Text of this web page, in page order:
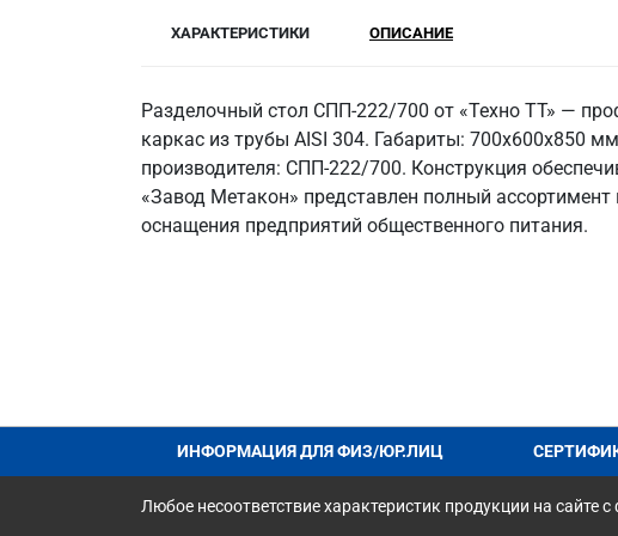
ХАРАКТЕРИСТИКИ ОПИСАНИЕ
Разделочный стол СПП-222/700 от «Техно ТТ» —
каркас из трубы AISI 304. Габариты: 700x600x850
производителя: СПП-222/700. Конструкция
«Завод Метакон» представлен полный
оснащения предприятий общественного питания.
ИНФОРМАЦИЯ ДЛЯ ФИЗ/ЮР.ЛИЦ
Любое несоответствие характеристик продукции на сайте